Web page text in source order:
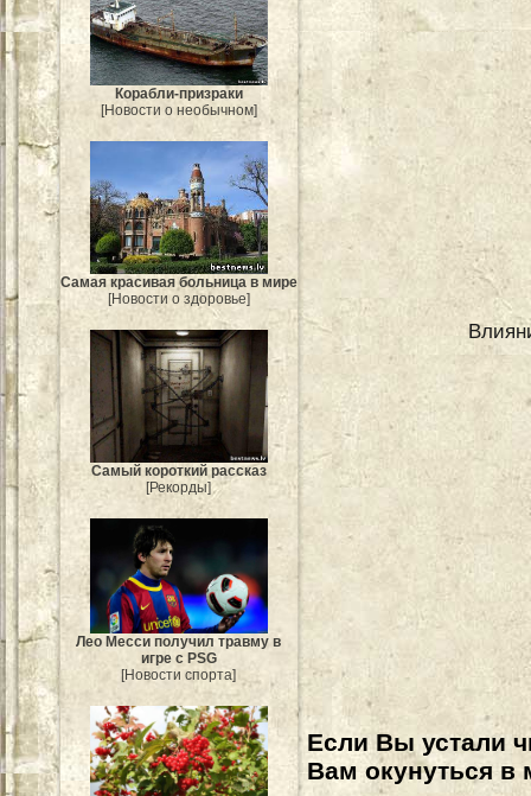
Корабли-призраки
[Новости о необычном]
Самая красивая больница в мире
[Новости о здоровье]
Самый короткий рассказ
[Рекорды]
Лео Месси получил травму в
игре с PSG
[Новости спорта]
Если Вы устали
Вам окунуться в